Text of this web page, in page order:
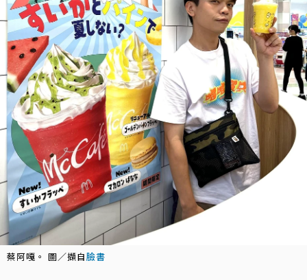
蔡阿嘎。 圖／擷自臉書